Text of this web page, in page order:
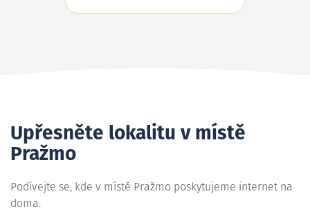
Upřesněte lokalitu v místě
Pražmo
Podívejte se, kde v místě Pražmo poskytujeme internet na
doma.